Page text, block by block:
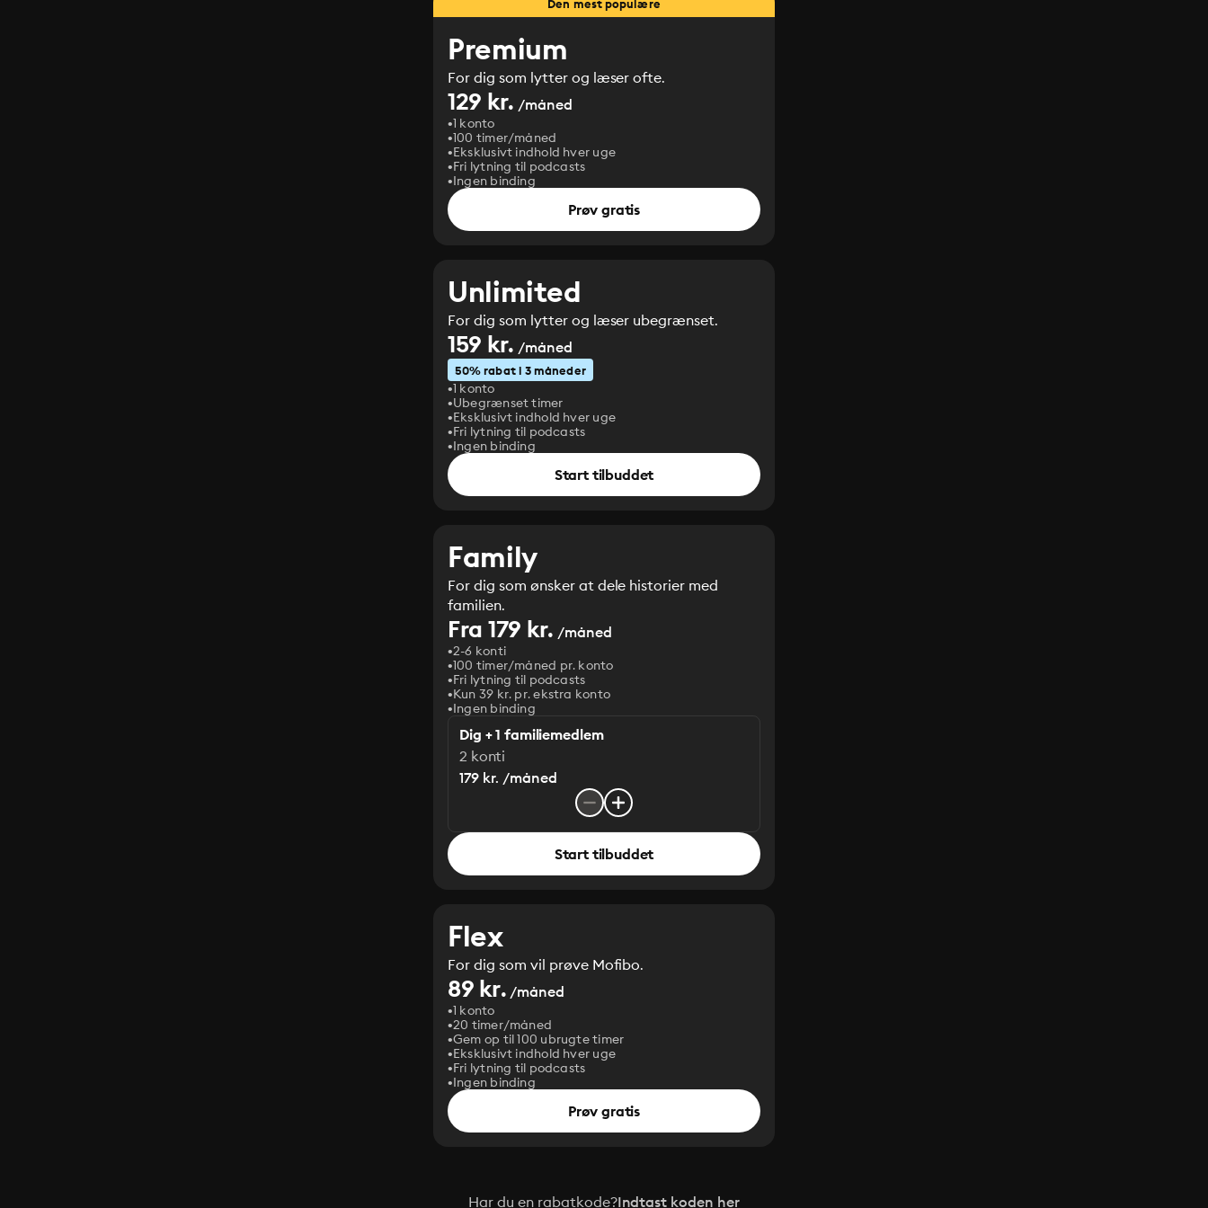
Den mest populære
Premium
For dig som lytter og læser ofte.
129 kr. /måned
1 konto
100 timer/måned
Eksklusivt indhold hver uge
Fri lytning til podcasts
Ingen binding
Prøv gratis
Unlimited
For dig som lytter og læser ubegrænset.
159 kr. /måned
50% rabat i 3 måneder
1 konto
Ubegrænset timer
Eksklusivt indhold hver uge
Fri lytning til podcasts
Ingen binding
Start tilbuddet
Family
For dig som ønsker at dele historier med
familien.
Fra 179 kr. /måned
2-6 konti
100 timer/måned pr. konto
Fri lytning til podcasts
Kun 39 kr. pr. ekstra konto
Ingen binding
Dig + 1 familiemedlem
2 konti
179 kr. /måned
Start tilbuddet
Flex
For dig som vil prøve Mofibo.
89 kr. /måned
1 konto
20 timer/måned
Gem op til 100 ubrugte timer
Eksklusivt indhold hver uge
Fri lytning til podcasts
Ingen binding
Prøv gratis
Har du en rabatkode?Indtast koden her